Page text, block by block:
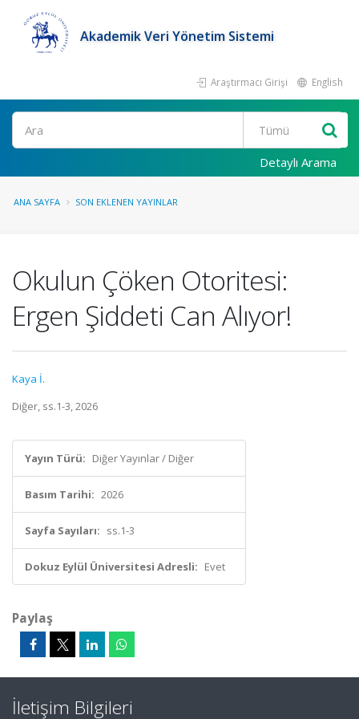
Akademik Veri Yönetim Sistemi
Araştırmacı Girişi English
Ara
Detaylı Arama
ANA SAYFA SON EKLENEN YAYINLAR
Okulun Çöken Otoritesi:
Ergen Şiddeti Can Alıyor!
Kaya İ.
Diğer, ss.1-3, 2026
Yayın Türü: Diğer Yayınlar / Diğer
Basım Tarihi: 2026
Sayfa Sayıları: ss.1-3
Dokuz Eylül Üniversitesi Adresli: Evet
Paylaş
İletişim Bilgileri